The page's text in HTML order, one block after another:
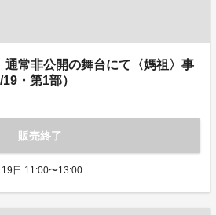
常非公開の舞台にて〈媽祖〉事
・第1部）
販売終了
日 11:00〜13:00